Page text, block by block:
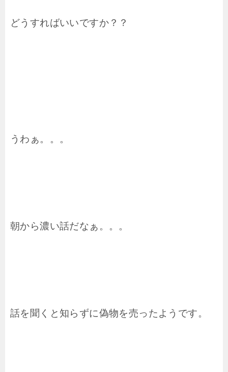
どうすればいいですか？？
うわぁ。。。
朝から濃い話だなぁ。。。
話を聞くと知らずに偽物を売ったようです。